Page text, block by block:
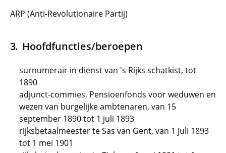
ARP (Anti-Revolutionaire Partij)
Hoofdfuncties/beroepen
surnumerair in dienst van 's Rijks schatkist, tot
1890
adjunct-commies, Pensioenfonds voor weduwen en
wezen van burgelijke ambtenaren, van 15
september 1890 tot 1 juli 1893
rijksbetaalmeester te Sas van Gent, van 1 juli 1893
tot 1 mei 1901